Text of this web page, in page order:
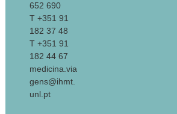
652 690
T +351 91
182 37 48
T +351 91
182 44 67
medicina.via
gens@ihmt.
unl.pt